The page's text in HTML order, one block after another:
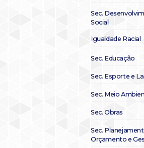
Sec.
Social
Igualdade Racial
Sec. Educação
Sec. Esporte e
Sec. Meio
Sec. Obras
Sec.
Orçamento e